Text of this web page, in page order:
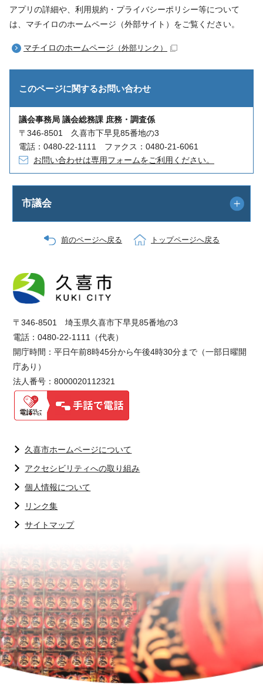
アプリの詳細や、利用規約・プライバシーポリシー等について
は、マチイロのホームページ（外部サイト）をご覧ください。
マチイロのホームページ （外部リンク）
このページに関するお問い合わせ
議会事務局 議会総務課 庶務・調査係
〒346-8501 久喜市下早見85番地の3
電話：0480-22-1111 ファクス：0480-21-6061
お問い合わせは専用フォームをご利用ください。
市議会
前のページへ戻る トップページへ戻る
〒346-8501 埼玉県久喜市下早見85番地の3
電話：0480-22-1111（代表）
開庁時間：平日午前8時45分から午後4時30分まで（一部日曜開
庁あり）
法人番号：8000020112321
久喜市ホームページについて
アクセシビリティへの取り組み
個人情報について
リンク集
サイトマップ